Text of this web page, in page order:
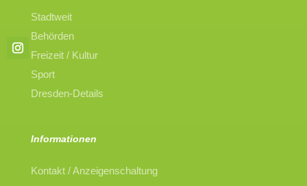
Stadtweit
Behörden
Freizeit / Kultur
Sport
Dresden-Details
Informationen
Kontakt / Anzeigenschaltung